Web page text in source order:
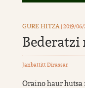
GURE HITZA | 2019/
Janbattitt Dirassar
Oraino haur hutsa